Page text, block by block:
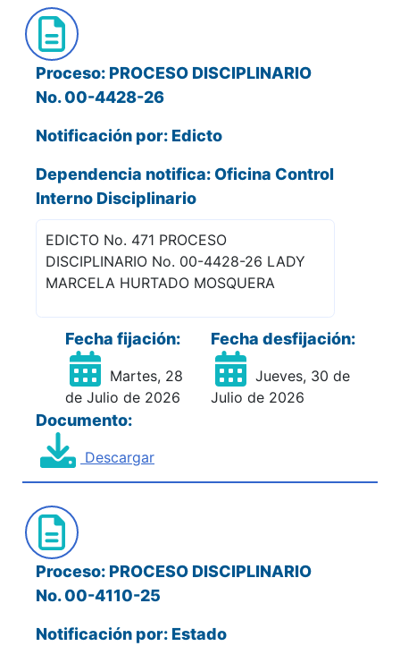
Proceso: PROCESO DISCIPLINARIO
No. 00-4428-26
Notificación por: Edicto
Dependencia notifica: Oficina Control
Interno Disciplinario
EDICTO No. 471 PROCESO
DISCIPLINARIO No. 00-4428-26 LADY
MARCELA HURTADO MOSQUERA
Fecha fijación:
Martes, 28
de Julio de 2026
Fecha desfijación:
Jueves, 30 de
Julio de 2026
Documento:
Descargar
Proceso: PROCESO DISCIPLINARIO
No. 00-4110-25
Notificación por: Estado